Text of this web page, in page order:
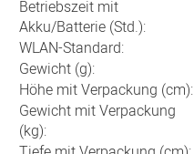
Betriebszeit mit
Akku/Batterie (Std.):
WLAN-Standard:
Gewicht (g):
Höhe mit Verpackung (cm):
Gewicht mit Verpackung
(kg):